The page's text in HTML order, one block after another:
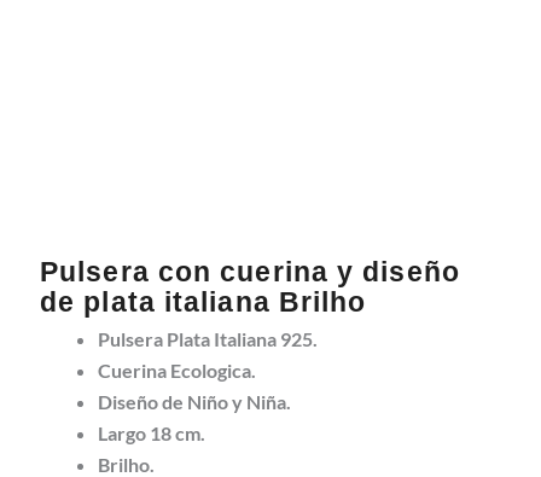
Pulsera con cuerina y diseño
de plata italiana Brilho
Pulsera Plata Italiana 925.
Cuerina Ecologica.
Diseño de Niño y Niña.
Largo 18 cm.
Brilho.